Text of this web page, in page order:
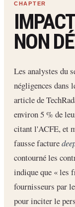
NON
Les analystes du
négligences dans
article de
environ 5 % de
citant l'ACFE, et
fausse facture
contourné les
indique que « les
fournisseurs par
pour inciter le